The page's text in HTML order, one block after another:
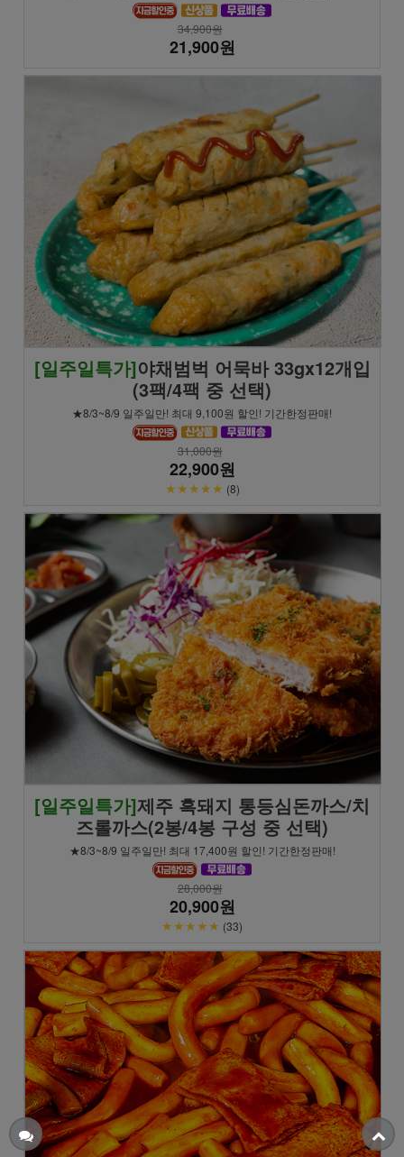
34,900원
21,900원
[일주일특가]야채범벅 어묵바 33gx12개입
(3팩/4팩 중 선택)
★8/3~8/9 일주일만! 최대 9,100원 할인! 기간한정판매!
31,000원
22,900원
★★★★★ (8)
[일주일특가]제주 흑돼지 통등심돈까스/치
즈롤까스(2봉/4봉 구성 중 선택)
★8/3~8/9 일주일만! 최대 17,400원 할인! 기간한정판매!
28,000원
20,900원
★★★★★ (33)